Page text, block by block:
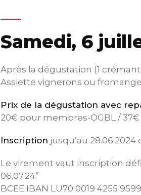
Samedi, 6
Après la dégustation (1
Assiette vignerons ou
Prix de la dégustation avec
20€ pour membres-OGBL /
Inscription jusqu’au 28.06.2024
Le virement vaut inscription
06.07.24”
BCEE IBAN LU70 0019 4255